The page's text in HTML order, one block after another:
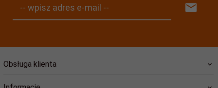
-- wpisz adres e-mail --
Obsługa klienta